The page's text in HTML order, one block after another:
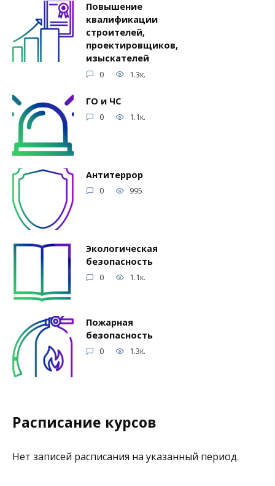
Повышение
квалификации
строителей,
проектировщиков,
изыскателей
0 1.3к.
ГО и ЧС
0 1.1к.
Антитеррор
0 995
Экологическая
безопасность
0 1.1к.
Пожарная
безопасность
0 1.3к.
Расписание курсов
Нет записей расписания на указанный период.